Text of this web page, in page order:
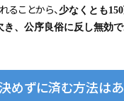
ることから、 少なくとも
き、公序良俗に反し無効
めずに済む方法はあ